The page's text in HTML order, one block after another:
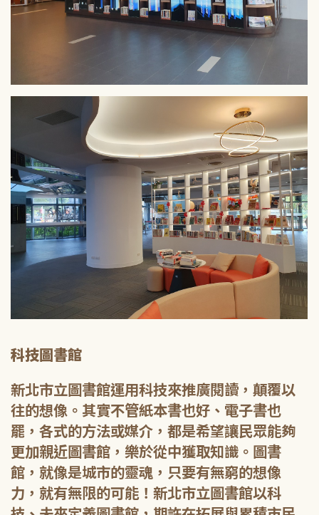
科技圖書館
新北市立圖書館運用科技來推廣閱讀，顛覆以
往的想像。其實不管紙本書也好、電子書也
罷，各式的方法或媒介，都是希望讓民眾能夠
更加親近圖書館，樂於從中獲取知識。圖書
館，就像是城市的靈魂，只要有無窮的想像
力，就有無限的可能！新北市立圖書館以科